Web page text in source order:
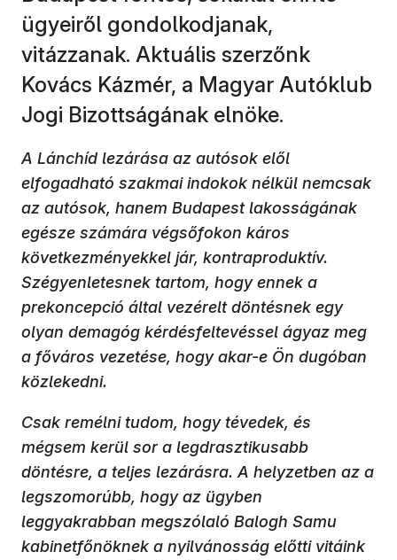
ügyeiről gondolkodjanak,
vitázzanak. Aktuális szerzőnk
Kovács Kázmér, a Magyar Autóklub
Jogi Bizottságának elnöke.
A Lánchíd lezárása az autósok elől
elfogadható szakmai indokok nélkül nemcsak
az autósok, hanem Budapest lakosságának
egésze számára végsőfokon káros
következményekkel jár, kontraproduktív.
Szégyenletesnek tartom, hogy ennek a
prekoncepció által vezérelt döntésnek egy
olyan demagóg kérdésfeltevéssel ágyaz meg
a főváros vezetése, hogy akar-e Ön dugóban
közlekedni.
Csak remélni tudom, hogy tévedek, és
mégsem kerül sor a legdrasztikusabb
döntésre, a teljes lezárásra. A helyzetben az a
legszomorúbb, hogy az ügyben
leggyakrabban megszólaló Balogh Samu
kabinetfőnöknek a nyilvánosság előtti vitáink